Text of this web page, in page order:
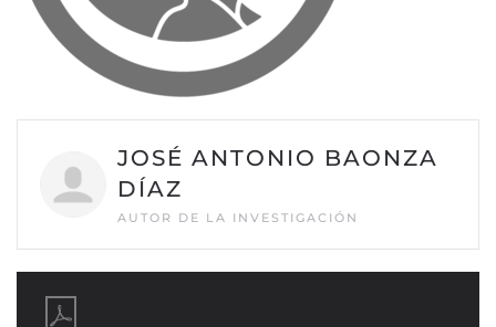
JOSÉ ANTONIO BAONZA
DÍAZ
AUTOR DE LA INVESTIGACIÓN